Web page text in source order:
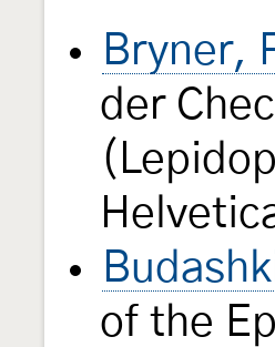
Bryner,
der
of the